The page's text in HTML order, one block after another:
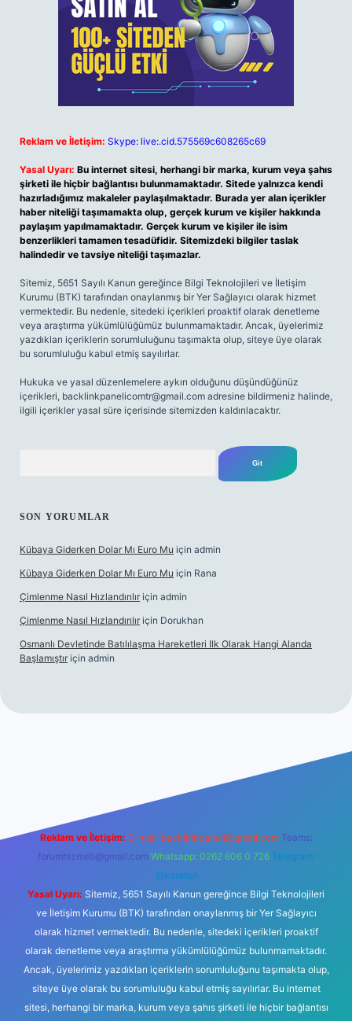
Reklam ve İletişim: Skype: live:.cid.575569c608265c69
Yasal Uyarı: Bu internet sitesi, herhangi bir marka, kurum veya şahıs
şirketi ile hiçbir bağlantısı bulunmamaktadır. Sitede yalnızca kendi
hazırladığımız makaleler paylaşılmaktadır. Burada yer alan içerikler
haber niteliği taşımamakta olup, gerçek kurum ve kişiler hakkında
paylaşım yapılmamaktadır. Gerçek kurum ve kişiler ile isim
benzerlikleri tamamen tesadüfidir. Sitemizdeki bilgiler taslak
halindedir ve tavsiye niteliği taşımazlar.
Sitemiz, 5651 Sayılı Kanun gereğince Bilgi Teknolojileri ve İletişim
Kurumu (BTK) tarafından onaylanmış bir Yer Sağlayıcı olarak hizmet
vermektedir. Bu nedenle, sitedeki içerikleri proaktif olarak denetleme
veya araştırma yükümlülüğümüz bulunmamaktadır. Ancak, üyelerimiz
yazdıkları içeriklerin sorumluluğunu taşımakta olup, siteye üye olarak
bu sorumluluğu kabul etmiş sayılırlar.
Hukuka ve yasal düzenlemelere aykırı olduğunu düşündüğünüz
içerikleri, backlinkpanelicomtr@gmail.com adresine bildirmeniz halinde,
ilgili içerikler yasal süre içerisinde sitemizden kaldırılacaktır.
SON YORUMLAR
Kübaya Giderken Dolar Mı Euro Mu için admin
Kübaya Giderken Dolar Mı Euro Mu için Rana
Çimlenme Nasıl Hızlandırılır için admin
Çimlenme Nasıl Hızlandırılır için Dorukhan
Osmanlı Devletinde Batılılaşma Hareketleri Ilk Olarak Hangi Alanda
Başlamıştır için admin
Reklam ve İletişim: E-mail: backlinkpaneli@gmail.com Teams:
forumhizmeti@gmail.com Whatsapp: 0262 606 0 726 Telegram:
@karabul
Yasal Uyarı: Sitemiz, 5651 Sayılı Kanun gereğince Bilgi Teknolojileri
ve İletişim Kurumu (BTK) tarafından onaylanmış bir Yer Sağlayıcı
olarak hizmet vermektedir. Bu nedenle, sitedeki içerikleri proaktif
olarak denetleme veya araştırma yükümlülüğümüz bulunmamaktadır.
Ancak, üyelerimiz yazdıkları içeriklerin sorumluluğunu taşımakta olup,
siteye üye olarak bu sorumluluğu kabul etmiş sayılırlar. Bu internet
sitesi, herhangi bir marka, kurum veya şahıs şirketi ile hiçbir bağlantısı